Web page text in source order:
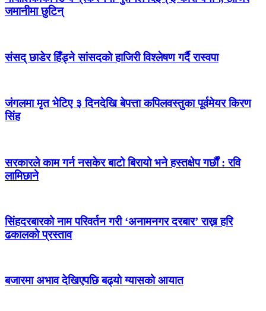
जमानीमा छुटिन्
संसद् छाडेर हिँड्ने सांसदको हाजिरी विश्लेषण गर्दै रास्वपा
जंगलमा मृत भेटिए ३ दिनदेखि बेपत्ता कपिलवस्तुका पूर्वमेयर किरण
सिंह
सरकारले काम गर्न नसकेर बाटो बिरायो भने हस्तक्षेप गर्छौं : रवि
लामिछाने
सिंहदरबारको नाम परिवर्तन गरी ‘अनामनगर दरबार’ राख्न हरि
ढकालको प्रस्ताव
बजारमा अभाव देखिएपछि बढ्यो ग्यासको आयात